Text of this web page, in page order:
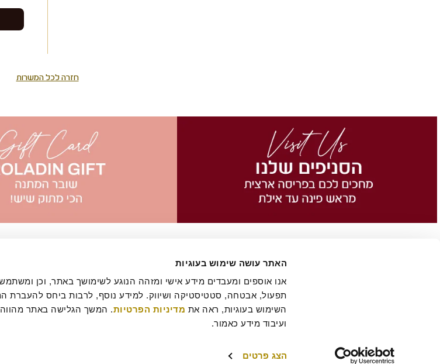
האתר עושה שימוש בעוגיות
השימוש בעוגיות, ראה את מדיניות הפרטיות
ועיבוד מידע כאמור.
הצג פרטים
חזרה לכל המשרות
הצהרת נגישות מדיניות פרטיות ביטול עסקה מדיניות ביטולים וסדנאות שאלות ותשובות
דרושים
תקנון מדיניות מצלמות אבטחה